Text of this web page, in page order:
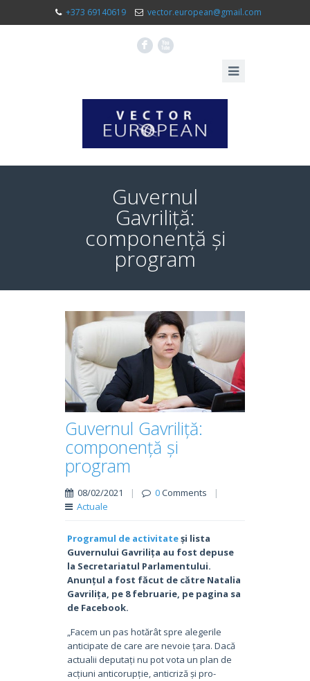
+373 69140619 vector.european@gmail.com
F X
Guvernul
Gavriliță:
componență și
program
Guvernul Gavriliță:
componență și
program
08/02/2021 | 0Comments
|
Actuale
Programul de activitateși lista
Guvernului Gavrilița au fost depuse
la Secretariatul Parlamentului.
Anunțul a fost făcut de către Natalia
Gavrilița, pe 8 februarie, pe pagina sa
de Facebook.
„Facem un pas hotărât spre alegerile
anticipate de care are nevoie țara. Dacă
actualii deputați nu pot vota un plan de
acțiuni anticorupție, anticriză și pro-